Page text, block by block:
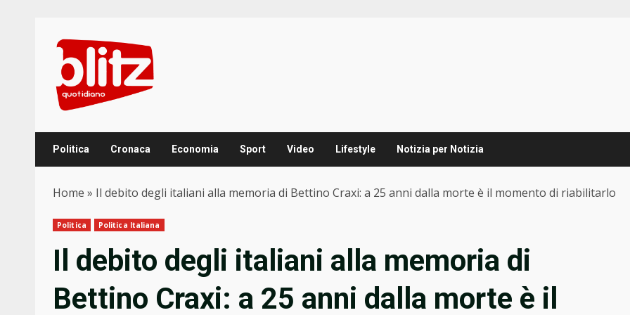
content
Politica Cronaca Economia Sport Video Lifestyle Notizia per Notizia
Home » Il debito degli italiani alla memoria di Bettino Craxi: a 25 anni dalla morte è il momento di riabilitarlo
Politica Politica Italiana
Il debito degli italiani alla memoria di
Bettino Craxi: a 25 anni dalla morte è il